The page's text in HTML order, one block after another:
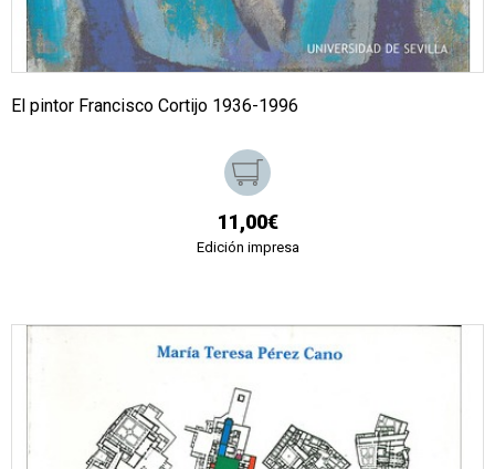
El pintor Francisco Cortijo 1936-1996
11,00€
Edición impresa